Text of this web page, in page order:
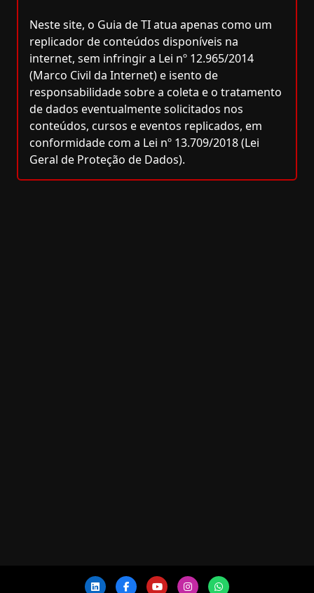
Neste site, o Guia de TI atua apenas como um
replicador de conteúdos disponíveis na
internet, sem infringir a Lei nº 12.965/2014
(Marco Civil da Internet) e isento de
responsabilidade sobre a coleta e o tratamento
de dados eventualmente solicitados nos
conteúdos, cursos e eventos replicados, em
conformidade com a Lei nº 13.709/2018 (Lei
Geral de Proteção de Dados).